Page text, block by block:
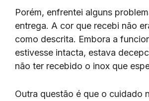
Porém, enfrentei alguns
entrega. A cor que recebi não
como descrita. Embora a
estivesse intacta, estava
não ter recebido o inox que
Outra questão é que o cuidado